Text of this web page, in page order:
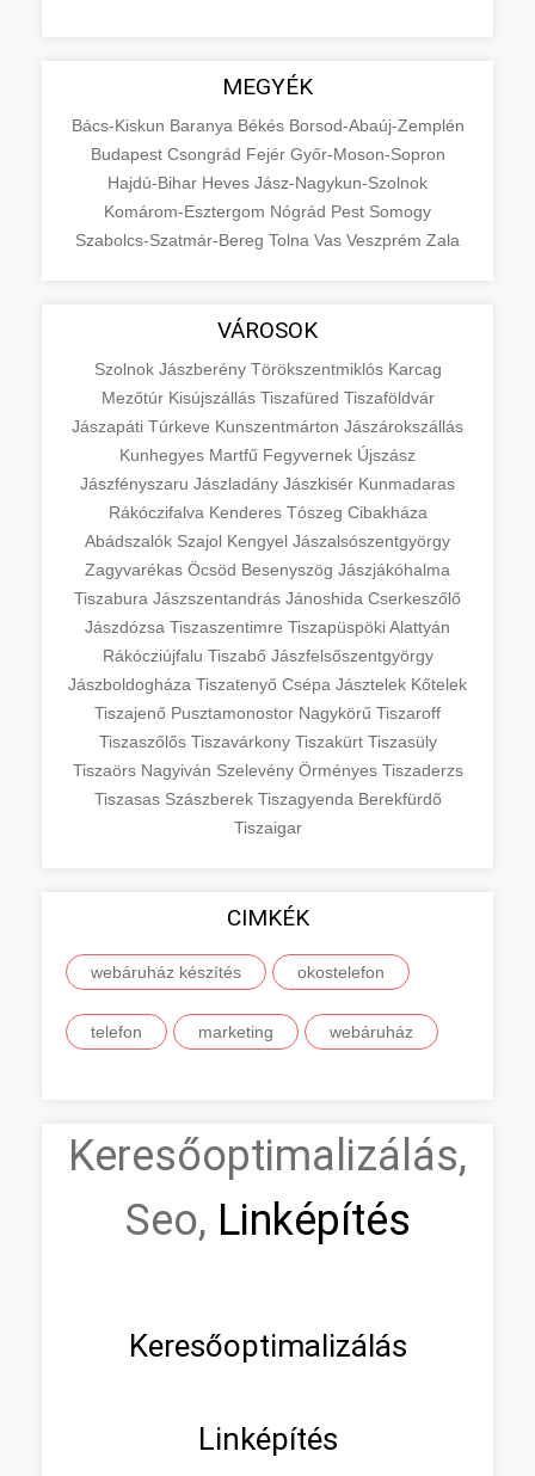
MEGYÉK
Bács-Kiskun Baranya Békés Borsod-Abaúj-Zemplén
Budapest Csongrád Fejér Győr-Moson-Sopron
Hajdú-Bihar Heves Jász-Nagykun-Szolnok
Komárom-Esztergom Nógrád Pest Somogy
Szabolcs-Szatmár-Bereg Tolna Vas Veszprém Zala
VÁROSOK
Szolnok Jászberény Törökszentmiklós Karcag
Mezőtúr Kisújszállás Tiszafüred Tiszaföldvár
Jászapáti Túrkeve Kunszentmárton Jászárokszállás
Kunhegyes Martfű Fegyvernek Újszász
Jászfényszaru Jászladány Jászkisér Kunmadaras
Rákóczifalva Kenderes Tószeg Cibakháza
Abádszalók Szajol Kengyel Jászalsószentgyörgy
Zagyvarékas Öcsöd Besenyszög Jászjákóhalma
Tiszabura Jászszentandrás Jánoshida Cserkeszőlő
Jászdózsa Tiszaszentimre TiszapüspökiAlattyán
Rákócziújfalu Tiszabő Jászfelsőszentgyörgy
Jászboldogháza Tiszatenyő Csépa Jásztelek Kőtelek
Tiszajenő Pusztamonostor Nagykörű Tiszaroff
Tiszaszőlős Tiszavárkony Tiszakürt Tiszasüly
Tiszaörs Nagyiván Szelevény Örményes Tiszaderzs
Tiszasas Szászberek Tiszagyenda Berekfürdő
Tiszaigar
CIMKÉK
webáruház készítés okostelefon
telefon marketing webáruház
Keresőoptimalizálás,
Seo, Linképítés
Keresőoptimalizálás
Linképítés